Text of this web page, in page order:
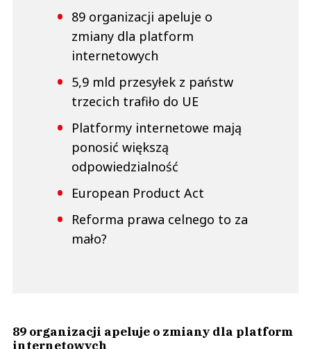
89 organizacji apeluje o
zmiany dla platform
internetowych
5,9 mld przesyłek z państw
trzecich trafiło do UE
Platformy internetowe mają
ponosić większą
odpowiedzialność
European Product Act
Reforma prawa celnego to za
mało?
89 organizacji apeluje o zmiany dla platform
internetowych